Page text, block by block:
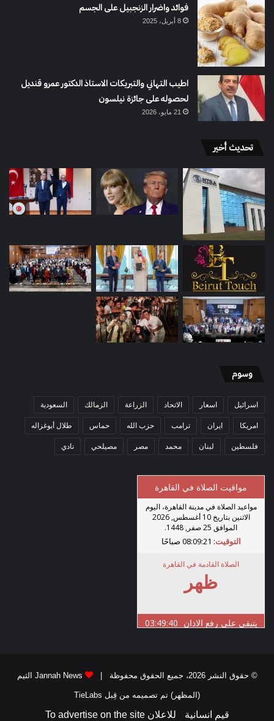
فوائد واضرار الزنجبيل على الجسم
8 أبريل، 2025
اطيب التهاني والتبريكات الاستاذ الدكتور عمرو قنديل
لحصوله على جائزة نيلسون
21 مايو، 2026
تحديث أخير
وسوم
اسرائيل اسعار الاتحاد الزراعة الزمالك السعودية
امريكا ايران ترامب حزب الله حماس طلال أبوغزاله
فلسطين لبنان محمد مصر مصيلحي نادي
© حقوق النشر 2026، جميع الحقوق محفوظة | Jannah News الثيم
(المظهر) تم تصميمه من قِبل TieLabs
قيم انسانية للاعلان To advertise on the site